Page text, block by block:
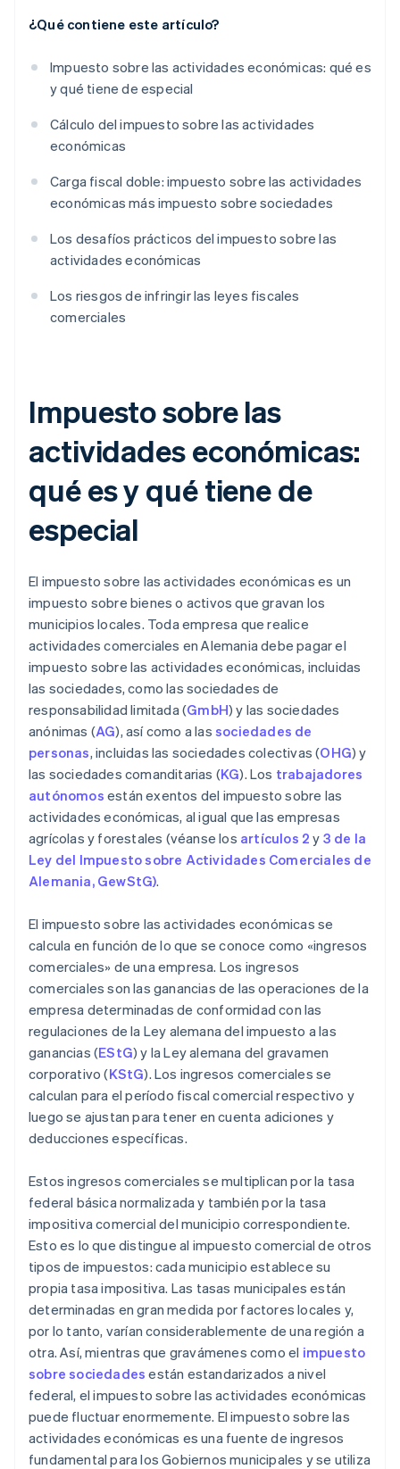
¿Qué contiene este artículo?
Impuesto sobre las actividades económicas: qué es
y qué tiene de especial
Cálculo del impuesto sobre las actividades
económicas
Carga fiscal doble: impuesto sobre las actividades
económicas más impuesto sobre sociedades
Los desafíos prácticos del impuesto sobre las
actividades económicas
Los riesgos de infringir las leyes fiscales
comerciales
Impuesto sobre las
actividades económicas:
qué es y qué tiene de
especial
El impuesto sobre las actividades económicas es un
impuesto sobre bienes o activos que gravan los
municipios locales. Toda empresa que realice
actividades comerciales en Alemania debe pagar el
impuesto sobre las actividades económicas, incluidas
las sociedades, como las sociedades de
responsabilidad limitada (GmbH) y las sociedades
anónimas (AG), así como a lassociedades de
personas, incluidas las sociedades colectivas (OHG) y
las sociedades comanditarias (KG). Los trabajadores
autónomos están exentos del impuesto sobre las
actividades económicas, al igual que las empresas
agrícolas y forestales (véanse los artículos 2 y 3 de la
Ley del Impuesto sobre Actividades Comerciales de
Alemania, GewStG).
El impuesto sobre las actividades económicas se
calcula en función de lo que se conoce como «ingresos
comerciales» de una empresa. Los ingresos
comerciales son las ganancias de las operaciones de la
empresa determinadas de conformidad con las
regulaciones de la Ley alemana del impuesto a las
ganancias (EStG) y la Ley alemana del gravamen
corporativo (KStG). Los ingresos comerciales se
calculan para el período fiscal comercial respectivo y
luego se ajustan para tener en cuenta adiciones y
deducciones específicas.
Estos ingresos comerciales se multiplican por la tasa
federal básica normalizada y también por la tasa
impositiva comercial del municipio correspondiente.
Esto es lo que distingue al impuesto comercial de otros
tipos de impuestos: cada municipio establece su
propia tasa impositiva. Las tasas municipales están
determinadas en gran medida por factores locales y,
por lo tanto, varían considerablemente de una región a
otra. Así, mientras que gravámenes como el impuesto
sobre sociedades están estandarizados a nivel
federal, el impuesto sobre las actividades económicas
puede fluctuar enormemente. El impuesto sobre las
actividades económicas es una fuente de ingresos
fundamental para los Gobiernos municipales y se utiliza